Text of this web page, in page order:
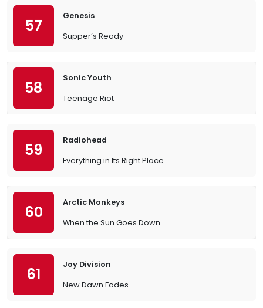
57
Genesis
Supper’s Ready
58
Sonic Youth
Teenage Riot
59
Radiohead
Everything in Its Right Place
60
Arctic Monkeys
When the Sun Goes Down
61
Joy Division
New Dawn Fades